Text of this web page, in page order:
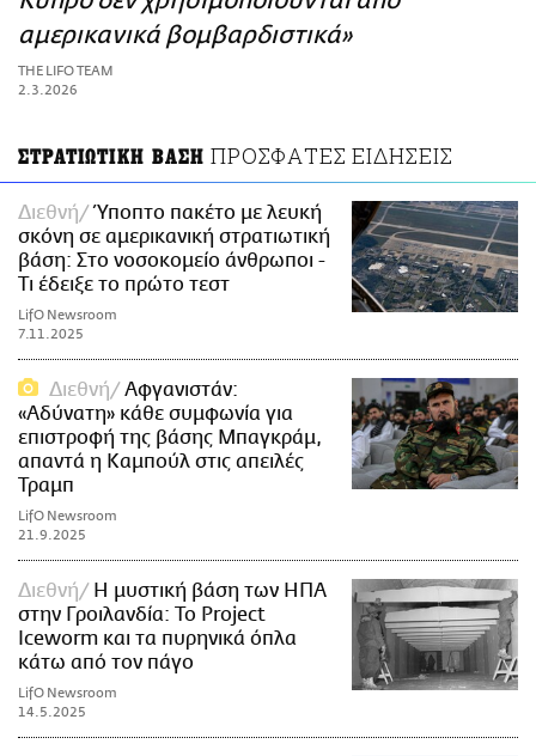
ΑΜΠΑ
PRINT
αμερικανικά βομβαρδιστικά»
THE LIFO TEAM
2.3.2026
ΣΤΡΑΤΙΩΤΙΚΗ ΒΑΣΗ ΠΡΟΣΦΑΤΕΣ ΕΙΔΗΣΕΙΣ
Διεθνή
Ύποπτο πακέτο με λευκή
σκόνη σε αμερικανική στρατιωτική
βάση: Στο νοσοκομείο άνθρωποι -
Τι έδειξε το πρώτο τεστ
LifO Newsroom
7.11.2025
Διεθνή
Αφγανιστάν:
«Αδύνατη» κάθε συμφωνία για
επιστροφή της βάσης Μπαγκράμ,
απαντά η Καμπούλ στις απειλές
Τραμπ
LifO Newsroom
21.9.2025
Διεθνή
Η μυστική βάση των ΗΠΑ
στην Γροιλανδία: Το Project
Iceworm και τα πυρηνικά όπλα
κάτω από τον πάγο
LifO Newsroom
14.5.2025